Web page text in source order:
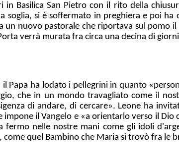
in Basilica San Pietro con il rito della
soglia, si è soffermato in preghiera e poi
un nuovo pastorale che riportava sul pomo
verrà murata fra circa una decina di
il Papa ha lodato i pellegrini in quanto
che in un mondo travagliato come il
di andare, di cercare». Leone ha
impone il Vangelo e «a orientarlo verso il Dio
fermo nelle nostre mani come gli idoli
come quel Bambino che Maria si trovò fra le